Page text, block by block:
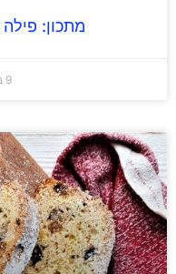
מתכון: פילה